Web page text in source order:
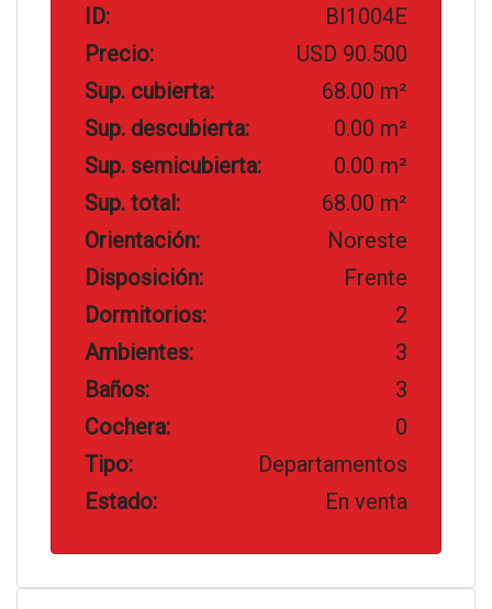
ID:
BI1004E
Precio:
USD 90.500
Sup. cubierta:
68.00 m²
Sup. descubierta:
0.00 m²
Sup. semicubierta:
0.00 m²
Sup. total:
68.00 m²
Orientación:
Noreste
Disposición:
Frente
Dormitorios:
2
Ambientes:
3
Baños:
3
Cochera:
0
Tipo:
Departamentos
Estado:
En venta